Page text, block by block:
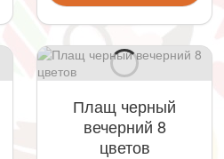
Плащ черный
вечерний 8
цветов